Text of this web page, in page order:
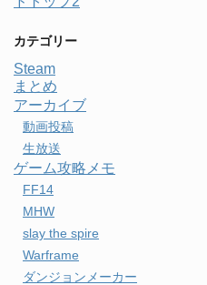
カテゴリー
Steam
まとめ
アーカイブ
動画投稿
生放送
ゲーム攻略メモ
FF14
MHW
slay the spire
Warframe
ダンジョンメーカー